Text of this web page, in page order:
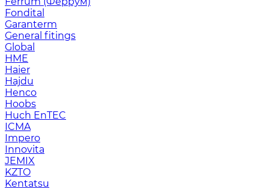
Fondital
Garanterm
General fitings
Global
HME
Haier
Hajdu
Henco
Hoobs
Huch EnTEC
ICMA
Impero
Innovita
JEMIX
KZTO
Kentatsu